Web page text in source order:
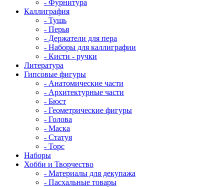
- Фурнитура
Каллиграфия
- Тушь
- Перья
- Держатели для пера
- Наборы для каллиграфии
- Кисти - ручки
Литература
Гипсовые фигуры
- Анатомические части
- Архитектурные части
- Бюст
- Геометрические фигуры
- Голова
- Маска
- Статуя
- Торс
Наборы
Хобби и Творчество
- Материалы для декупажа
- Пасхальные товары